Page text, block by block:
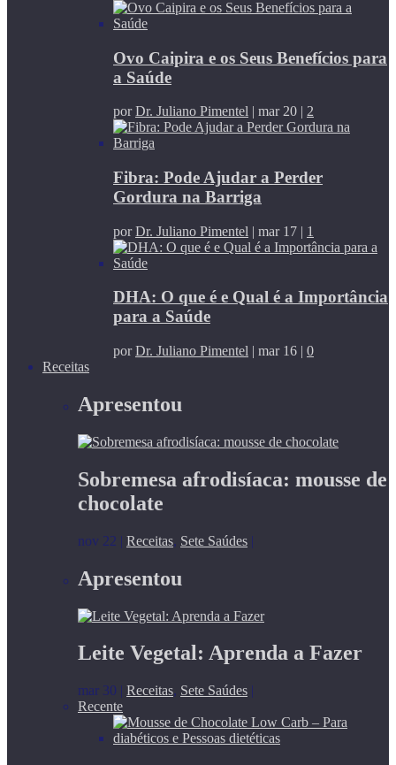
Ovo Caipira e os Seus Benefícios para
a Saúde
porDr. Juliano Pimentel | mar 20 | 2
Fibra: Pode Ajudar a Perder
Gordura na Barriga
porDr. Juliano Pimentel | mar 17 | 1
DHA: O que é e Qual é a Importância
para a Saúde
porDr. Juliano Pimentel | mar 16 | 0
Receitas
Apresentou
Sobremesa afrodisíaca: mousse de
chocolate
nov 22 | Receitas, Sete Saúdes |
Apresentou
Leite Vegetal: Aprenda a Fazer
mar 30 | Receitas, Sete Saúdes |
Recente